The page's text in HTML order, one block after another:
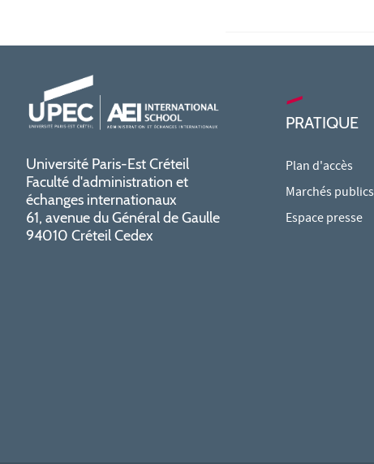
Université Paris-Est Créteil
Faculté d'administration et
échanges internationaux
61, avenue du Général de Gaulle
94010 Créteil Cedex
PRATIQUE
Plan d'accès
Marchés publics
Espace presse